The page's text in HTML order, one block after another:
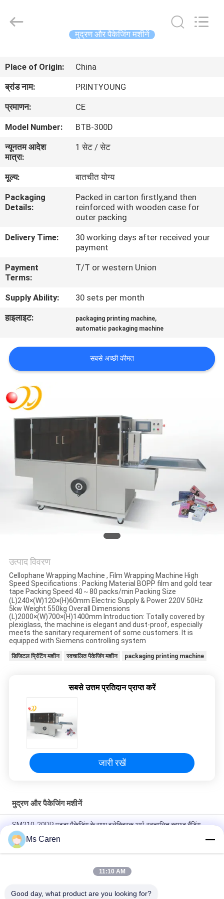
उत्पादों
हमारे
में
भ्रमण
गुणवत्ता
नियंत्रण
संपर्क
एक
उद्धरण
का
अनुरोध
करें
साइटमैप
PRIVACY
Industry
Co.,Ltd.
मुद्रण और पैकेजिंग मशीनें
Place of Origin:
China
ब्रांड नाम:
PRINTYOUNG
प्रमाणन:
CE
Model Number:
BTB-300D
न्यूनतम आदेश
मात्रा:
1 सेट / सेट
मूल्य:
बातचीत योग्य
Packaging
Details:
Packed in carton firstly,and then
reinforced with wooden case for
outer packing
Delivery Time:
30 working days after received your
payment
Payment
Terms:
T/T or western Union
Supply Ability:
30 sets per month
हाइलाइट:
packaging printing machine,
automatic packaging machine
सबसे अच्छी कीमत
उत्पाद विवरण
Cellophane Wrapping Machine , Film Wrapping Machine High
Speed Specifications : Packing Material BOPP film and gold tear
tape Packing Speed 40～80 packs/min Packing Size
(L)240×(W)120×(H)60mm Electric Supply & Power 220V 50Hz
5kw Weight 550kg Overall Dimensions
(L)2000×(W)700×(H)1400mm Introduction: Totally covered by
plexiglass, the machine is elegant and dust-proof, especially
meets the sanitary requirement of some customers. It is
equipped with Siemens controlling system
डिजिटल प्रिंटिंग मशीन स्वचालित पैकेजिंग मशीन packaging printing machine
सबसे उत्तम प्रतिदान प्राप्त करें
जारी रखें
मुद्रण और पैकेजिंग मशीनें
SM210-20DP पट्टा पैकेजिंग के साथ इलेक्ट्रिक अर्ध-स्वचालित कागज बैंडिंग
मशीन कपड़ा खाद्य और पेय के लिए संचालित करने में आसान
SM12S अर्ध-स्वचालित इलेक्ट्रिक ओपीपी फिल्म/पेपर टेप बैंडिंग मशीन कार्टन बॉक्स
Ms Caren
11:10 AM
Good day, what product are you looking for?